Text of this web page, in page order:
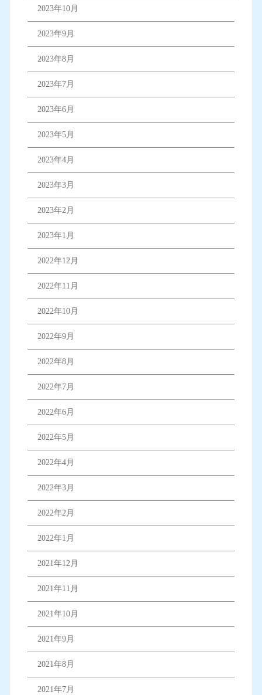
2023年10月
2023年9月
2023年8月
2023年7月
2023年6月
2023年5月
2023年4月
2023年3月
2023年2月
2023年1月
2022年12月
2022年11月
2022年10月
2022年9月
2022年8月
2022年7月
2022年6月
2022年5月
2022年4月
2022年3月
2022年2月
2022年1月
2021年12月
2021年11月
2021年10月
2021年9月
2021年8月
2021年7月